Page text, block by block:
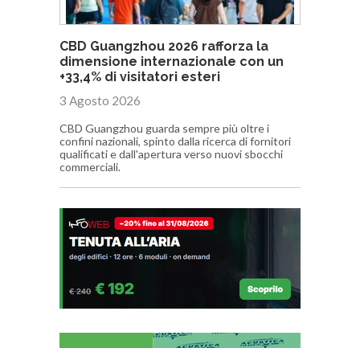
CBD Guangzhou 2026 rafforza la
dimensione internazionale con un
+33,4% di visitatori esteri
3 Agosto 2026
CBD Guangzhou guarda sempre più oltre i
confini nazionali, spinto dalla ricerca di fornitori
qualificati e dall'apertura verso nuovi sbocchi
commerciali.